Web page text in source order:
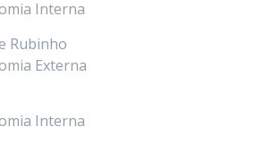
Interna
Rubinho
Externa
Interna